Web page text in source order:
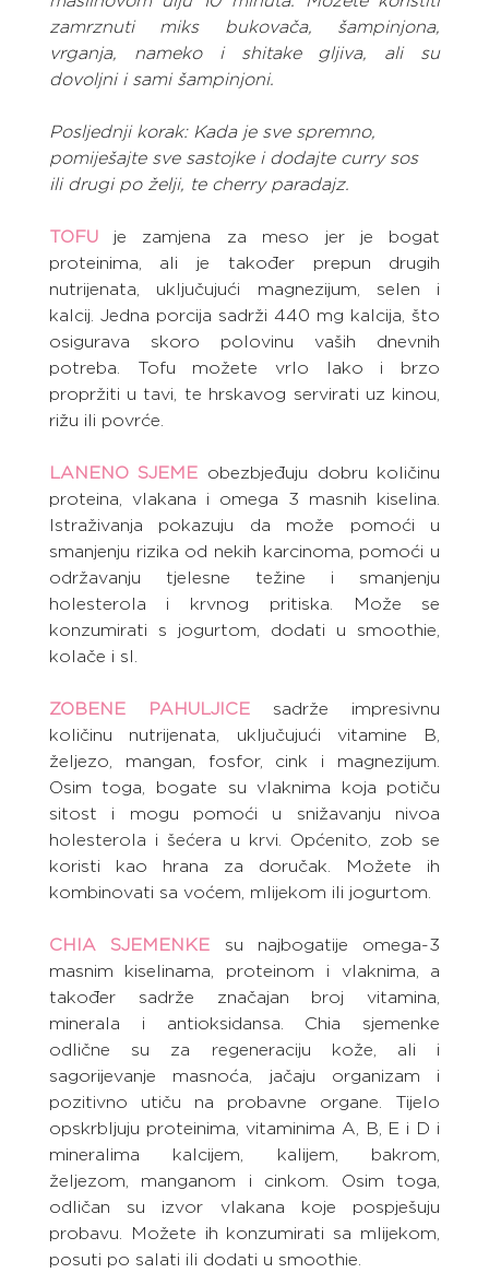
zamrznuti miks bukovača, šampinjona,
vrganja, nameko i shitake gljiva, ali su
dovoljni i sami šampinjoni.
Posljednji korak: Kada je sve spremno,
pomiješajte sve sastojke i dodajte curry sos
ili drugi po želji, te cherry paradajz.
TOFU je zamjena za meso jer je bogat
proteinima, ali je također prepun drugih
nutrijenata, uključujući magnezijum, selen i
kalcij. Jedna porcija sadrži 440 mg kalcija, što
osigurava skoro polovinu vaših dnevnih
potreba. Tofu možete vrlo lako i brzo
propržiti u tavi, te hrskavog servirati uz kinou,
rižu ili povrće.
LANENO SJEME obezbjeđuju dobru količinu
proteina, vlakana i omega 3 masnih kiselina.
Istraživanja pokazuju da može pomoći u
smanjenju rizika od nekih karcinoma, pomoći u
održavanju tjelesne težine i smanjenju
holesterola i krvnog pritiska. Može se
konzumirati s jogurtom, dodati u smoothie,
kolače i sl.
ZOBENE PAHULJICE sadrže impresivnu
količinu nutrijenata, uključujući vitamine B,
željezo, mangan, fosfor, cink i magnezijum.
Osim toga, bogate su vlaknima koja potiču
sitost i mogu pomoći u snižavanju nivoa
holesterola i šećera u krvi. Općenito, zob se
koristi kao hrana za doručak. Možete ih
kombinovati sa voćem, mlijekom ili jogurtom.
CHIA SJEMENKE su najbogatije omega-3
masnim kiselinama, proteinom i vlaknima, a
također sadrže značajan broj vitamina,
minerala i antioksidansa. Chia sjemenke
odlične su za regeneraciju kože, ali i
sagorijevanje masnoća, jačaju organizam i
pozitivno utiču na probavne organe. Tijelo
opskrbljuju proteinima, vitaminima A, B, E i D i
mineralima kalcijem, kalijem, bakrom,
željezom, manganom i cinkom. Osim toga,
odličan su izvor vlakana koje pospješuju
probavu. Možete ih konzumirati sa mlijekom,
posuti po salati ili dodati u smoothie.